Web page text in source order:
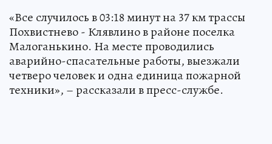
«Все случилось в 03:18 минут на 37 км трассы
Похвистнево - Клявлино в районе поселка
Малоганькино. На месте проводились
аварийно-спасательные работы, выезжали
четверо человек и одна единица пожарной
техники», – рассказали в пресс-службе.